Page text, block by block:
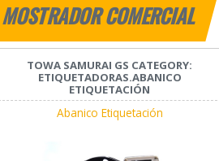
MOSTRADOR COMERCIAL
TOWA SAMURAI GS CATEGORY:
ETIQUETADORAS.ABANICO
ETIQUETACIÓN
Abanico Etiquetación